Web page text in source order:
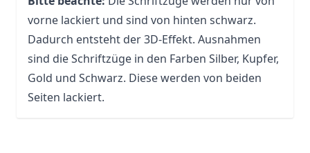
vorne lackiert und sind von hinten schwarz.
Dadurch entsteht der 3D-Effekt. Ausnahmen
sind die Schriftzüge in den Farben Silber, Kupfer,
Gold und Schwarz. Diese werden von beiden
Seiten lackiert.